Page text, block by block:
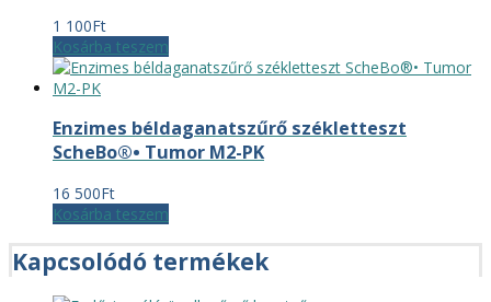
1 100Ft
Kosárba teszem
Enzimes béldaganatszűrő székletteszt
ScheBo®• Tumor M2-PK
16 500Ft
Kosárba teszem
Kapcsolódó termékek